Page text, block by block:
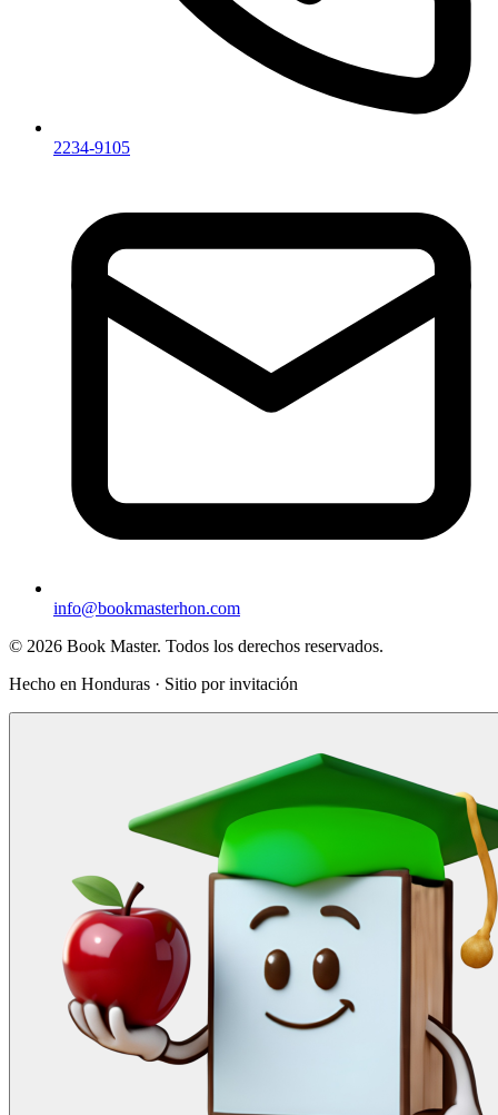
2234-9105
info@bookmasterhon.com
© 2026 Book Master. Todos los derechos reservados.
Hecho en Honduras · Sitio por invitación